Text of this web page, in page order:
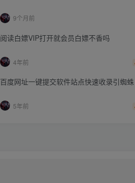
9个月前
阅读白嫖VIP打开就会员白嫖不香吗
4年前
百度网址一键提交软件站点快速收录引蜘蛛
5年前